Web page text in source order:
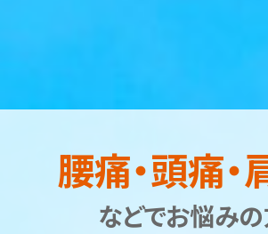
腰痛・頭痛・
などでお悩みの